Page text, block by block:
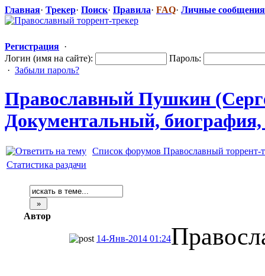
Главная· Трекер· Поиск· Правила· FAQ· Личные сообщения
Регистрация ·
Логин (имя на сайте):
Пароль:
· Забыли пароль?
Православный Пушкин
Документальн​ый,
Список форумов Православный торрент-
Статистика раздачи
Автор
14-Янв-2014 01:24